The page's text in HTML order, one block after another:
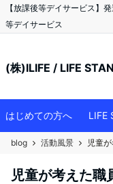
【放課後等デイサービス】
等デイサービス
(株)ILIFE / LIFE
はじめての方へ LIFE
blog 活動風景 児童
児童が考えた